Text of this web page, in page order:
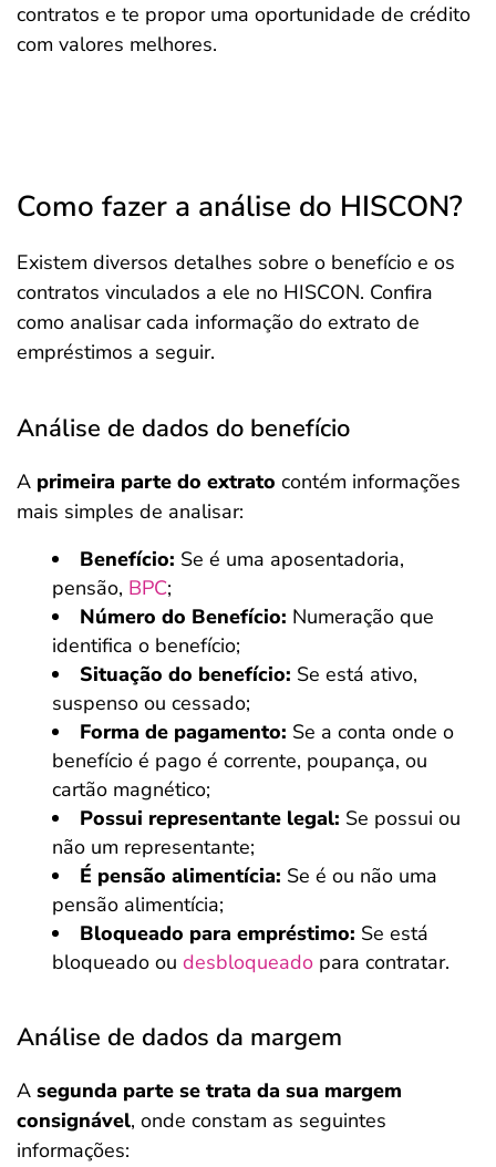
contratos e te propor uma oportunidade de crédito
com valores melhores.
Como fazer a análise do HISCON?
Existem diversos detalhes sobre o benefício e os
contratos vinculados a ele no HISCON. Confira
como analisar cada informação do extrato de
empréstimos a seguir.
Análise de dados do benefício
A primeira parte do extrato contém informações
mais simples de analisar:
Benefício: Se é uma aposentadoria,
pensão, BPC;
Número do Benefício: Numeração que
identifica o benefício;
Situação do benefício: Se está ativo,
suspenso ou cessado;
Forma de pagamento: Se a conta onde o
benefício é pago é corrente, poupança, ou
cartão magnético;
Possui representante legal: Se possui ou
não um representante;
É pensão alimentícia: Se é ou não uma
pensão alimentícia;
Bloqueado para empréstimo: Se está
bloqueado ou desbloqueado para contratar.
Análise de dados da margem
A segunda parte se trata da sua margem
consignável, onde constam as seguintes
informações: